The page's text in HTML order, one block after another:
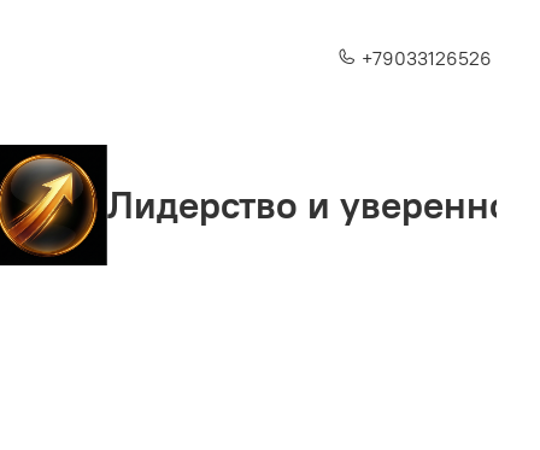
+79033126526
и уверенность